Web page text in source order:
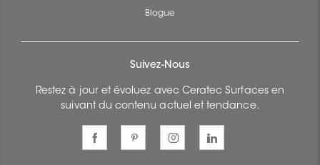
Blogue
Suivez-Nous
Restez à jour et évoluez avec Ceratec Surfaces en
suivant du contenu actuel et tendance.